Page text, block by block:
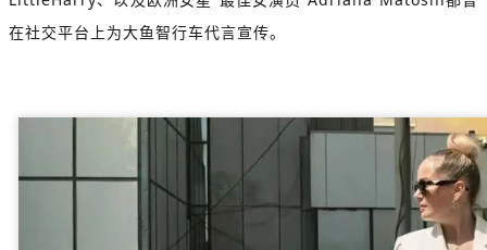
在社交平台上为大鱼智行车代言宣传。